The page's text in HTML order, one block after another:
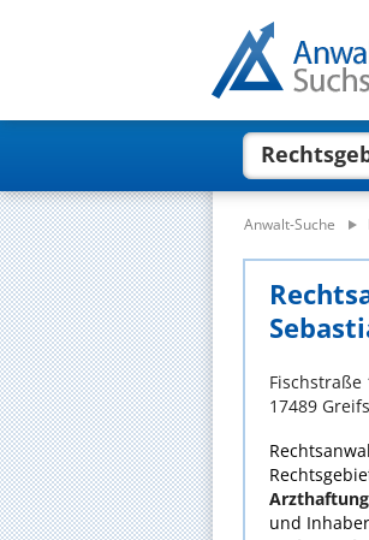
Anwalt-Suche
Fischstraße
17489
und